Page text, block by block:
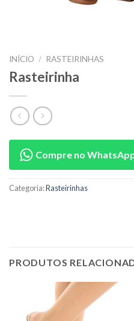
INÍCIO / RASTEIRINHAS
Rasteirinha
Compre no
Categoria:Rasteirinhas
PRODUTOS